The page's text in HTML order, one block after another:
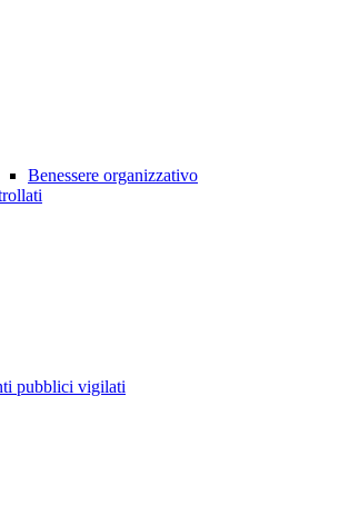
Benessere organizzativo
pubblici vigilati